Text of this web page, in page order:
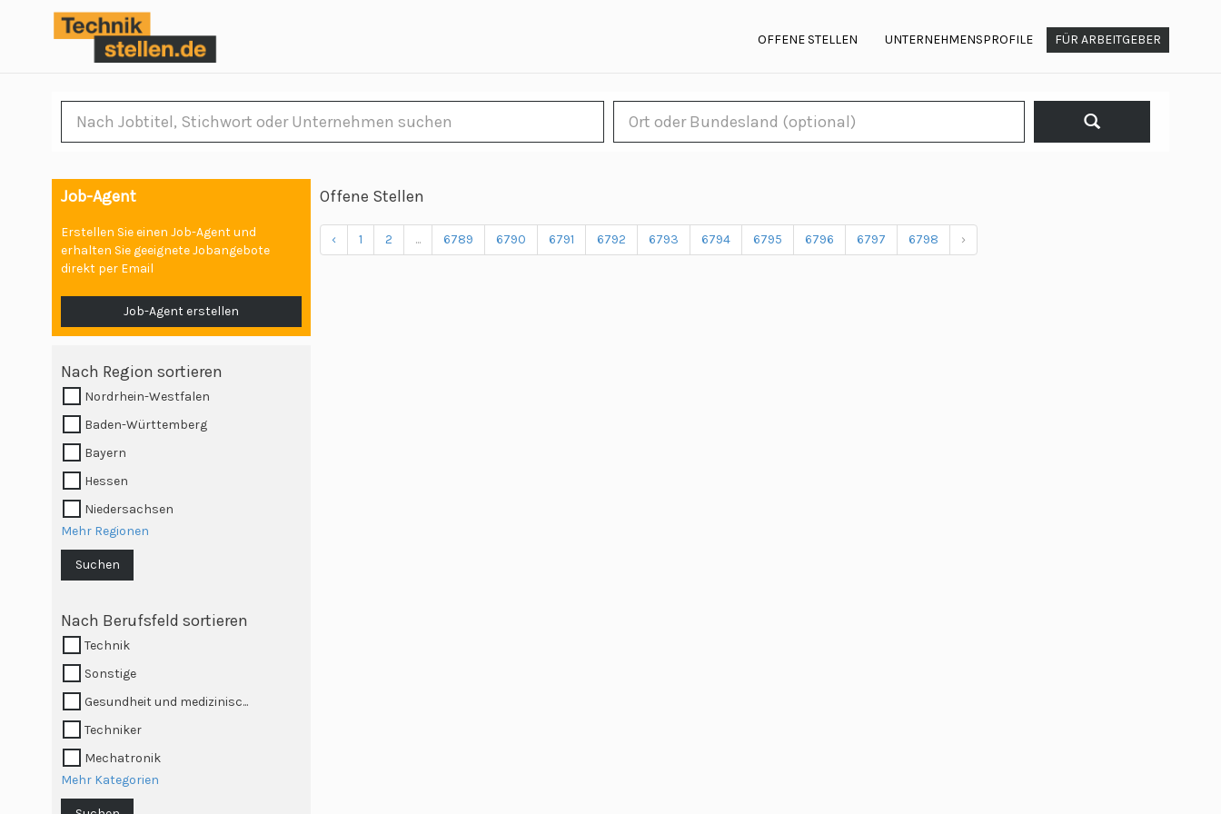
OFFENE STELLEN UNTERNEHMENSPROFILE FÜR ARBEITGEBER
Job-Agent
Erstellen Sie einen Job-Agent und
erhalten Sie geeignete Jobangebote
direkt per Email
Job-Agent erstellen
Nach Region sortieren
Nordrhein-Westfalen
Baden-Württemberg
Bayern
Hessen
Niedersachsen
Mehr Regionen
Suchen
Nach Berufsfeld sortieren
Technik
Sonstige
Gesundheit und medizinisc...
Techniker
Mechatronik
Mehr Kategorien
Offene Stellen
‹ 1 2 ... 6789 6790 6791 6792 6793 6794 6795 6796 6797 6798 ›